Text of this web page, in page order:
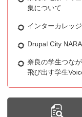
集について
インターカレッ
Drupal City
奈良の学生つな
飛び出す学生